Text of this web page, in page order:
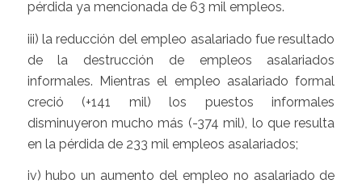
pérdida ya mencionada de 63 mil empleos.
iii) la reducción del empleo asalariado fue resultado
de la destrucción de empleos asalariados
informales. Mientras el empleo asalariado formal
creció (+141 mil) los puestos informales
disminuyeron mucho más (-374 mil), lo que resulta
en la pérdida de 233 mil empleos asalariados;
iv) hubo un aumento del empleo no asalariado de